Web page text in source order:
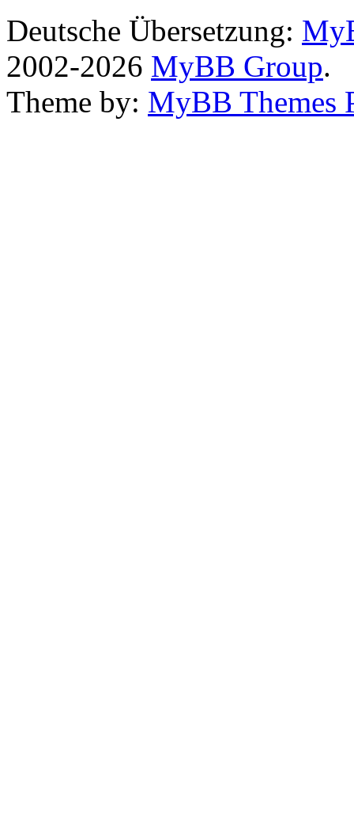
Deutsche Übersetzung:
2002-2026 MyBB Group.
Theme by: MyBB Themes